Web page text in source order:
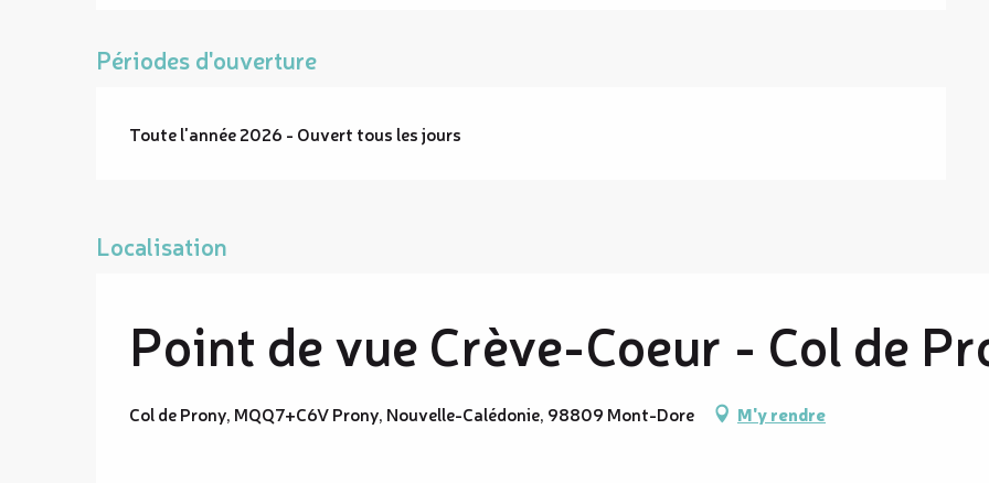
Périodes d'ouverture
Toute l'année 2026 - Ouvert tous les jours
Localisation
Point de vue Crève-Coeur - Col de
Col de Prony, MQQ7+C6V Prony, Nouvelle-Calédonie, 98809 Mont-Dore M'y rendre